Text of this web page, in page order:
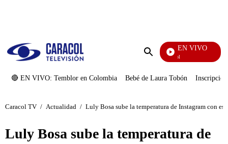
Enviar
EN VIVO
Noticias Caracol
🔴 EN VIVO: Temblor en Colombia Bebé de Laura Tobón
Caracol TV / Actualidad / Luly Bosa sube la temperatura de Instagram con
Luly Bosa sube la temperatura de